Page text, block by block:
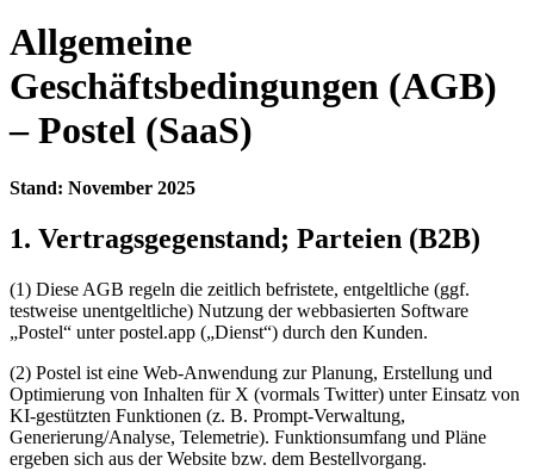
Allgemeine
Geschäftsbedingungen (AGB)
– Postel (SaaS)
Stand: November 2025
1. Vertragsgegenstand; Parteien (B2B)
(1) Diese AGB regeln die zeitlich befristete, entgeltliche (ggf.
testweise unentgeltliche) Nutzung der webbasierten Software
„Postel“ unter postel.app („Dienst“) durch den Kunden.
(2) Postel ist eine Web-Anwendung zur Planung, Erstellung und
Optimierung von Inhalten für X (vormals Twitter) unter Einsatz von
KI-gestützten Funktionen (z. B. Prompt-Verwaltung,
Generierung/Analyse, Telemetrie). Funktionsumfang und Pläne
ergeben sich aus der Website bzw. dem Bestellvorgang.